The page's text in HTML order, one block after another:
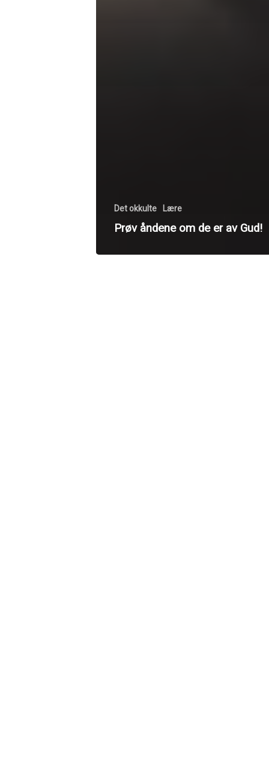
Det okkulte Lære
Prøv åndene om de er av Gud!